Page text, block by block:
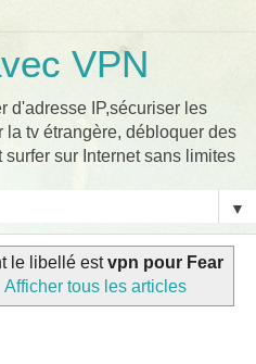
VPN
d'adresse IP,sécuriser les
la tv étrangère, débloquer des
sur Internet sans limites
▼
le libellé estvpn pour Fear
Afficher tous les articles